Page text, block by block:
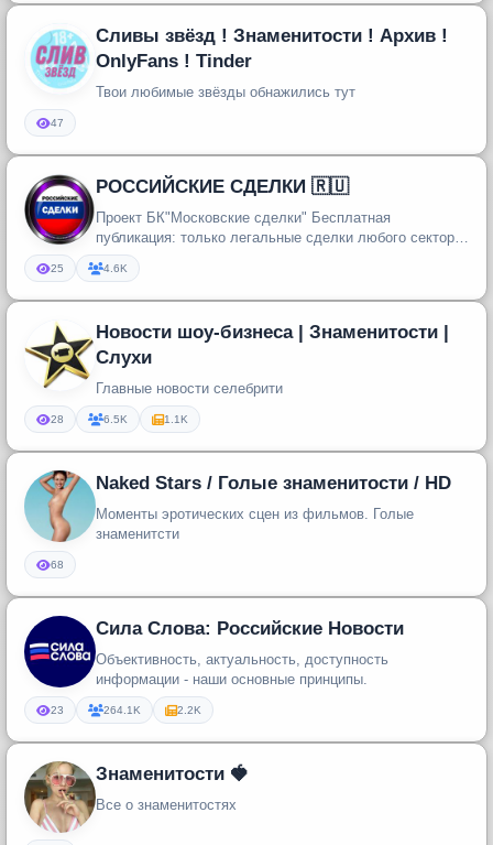
Сливы звёзд ! Знаменитости ! Архив !
OnlyFans ! Tinder
Твои любимые звёзды обнажились тут
47
РОССИЙСКИЕ СДЕЛКИ 🇷🇺
Проект БК"Московские сделки" Бесплатная
публикация: только легальные сделки любого сектора
экономики. СУММА С...
25 4.6K
Новости шоу-бизнеса | Знаменитости |
Слухи
Главные новости селебрити
28 6.5K 1.1K
Naked Stars / Голые знаменитости / HD
Моменты эротических сцен из фильмов. Голые
знаменитсти
68
Сила Слова: Российские Новости
Объективность, актуальность, доступность
информации - наши основные принципы.
23 264.1K 2.2K
Знаменитости 🍓
Все о знаменитостях